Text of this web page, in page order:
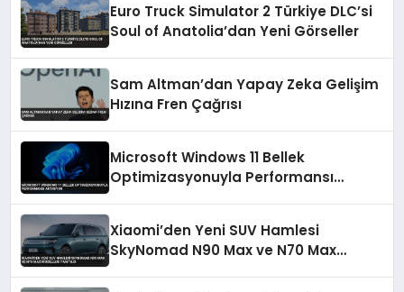
Euro Truck Simulator 2 Türkiye DLC’si
Soul of Anatolia’dan Yeni Görseller
Sam Altman’dan Yapay Zeka Gelişim
Hızına Fren Çağrısı
Microsoft Windows 11 Bellek
Optimizasyonuyla Performansı
Xiaomi’den Yeni SUV Hamlesi
SkyNomad N90 Max ve N70 Max